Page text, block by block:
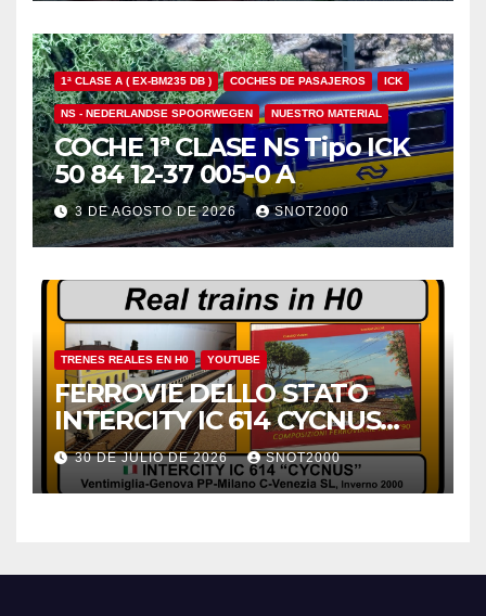
1ª CLASE A ( EX-BM235 DB ) COCHES DE PASAJEROS ICK
NS - NEDERLANDSE SPOORWEGEN NUESTRO MATERIAL
COCHE 1ª CLASE NS Tipo ICK
50 84 12-37 005-0 A
3 DE AGOSTO DE 2026 SNOT2000
TRENES REALES EN H0 YOUTUBE
FERROVIE DELLO STATO
INTERCITY IC 614 CYCNUS
INVERNO 2000
30 DE JULIO DE 2026 SNOT2000